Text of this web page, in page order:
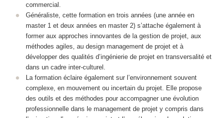
commercial.
Généraliste, cette formation en trois années (une année en
master 1 et deux années en master 2) s’attache également à
former aux approches innovantes de la gestion de projet, aux
méthodes agiles, au design management de projet et à
développer des qualités d’ingénierie de projet en transversalité et
dans un cadre inter-culturel.
La formation éclaire également sur l’environnement souvent
complexe, en mouvement ou incertain du projet. Elle propose
des outils et des méthodes pour accompagner une évolution
professionnelle dans le management de projet y compris dans